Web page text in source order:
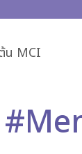
MCI